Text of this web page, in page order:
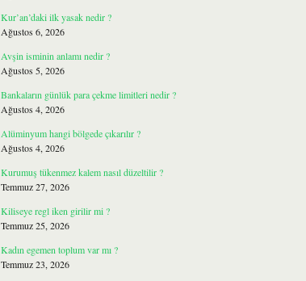
Kur’an’daki ilk yasak nedir ?
Ağustos 6, 2026
Avşin isminin anlamı nedir ?
Ağustos 5, 2026
Bankaların günlük para çekme limitleri nedir ?
Ağustos 4, 2026
Alüminyum hangi bölgede çıkarılır ?
Ağustos 4, 2026
Kurumuş tükenmez kalem nasıl düzeltilir ?
Temmuz 27, 2026
Kiliseye regl iken girilir mi ?
Temmuz 25, 2026
Kadın egemen toplum var mı ?
Temmuz 23, 2026